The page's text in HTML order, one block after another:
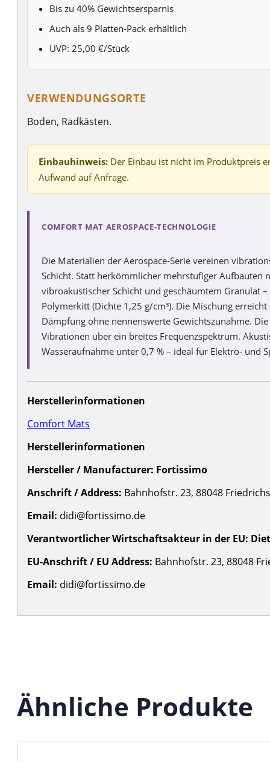
Bis zu 40% Gewichtsersparnis
Auch als 9 Platten-Pack erhältlich
UVP: 25,00 €/Stück
VERWENDUNGSORTE
Boden, Radkästen.
Einbauhinweis: Der Einbau ist nicht im Produktpreis
Aufwand auf Anfrage.
COMFORT MAT AEROSPACE-TECHNOLOGIE
Die Materialien der Aerospace-Serie vereinen
Schicht. Statt herkömmlicher mehrstufiger
vibroakustischer Schicht und geschäumtem Granulat
Polymerkitt (Dichte 1,25 g/cm³). Die Mischung
Dämpfung ohne nennenswerte Gewichtszunahme.
Vibrationen über ein breites Frequenzspektrum.
Wasseraufnahme unter 0,7 % – ideal für Elektro- und
Herstellerinformationen
Comfort Mats
Herstellerinformationen
Hersteller / Manufacturer: Fortissimo
Anschrift / Address: Bahnhofstr. 23, 88048
Email: didi@fortissimo.de
Verantwortlicher Wirtschaftsakteur in der EU:
EU-Anschrift / EU Address: Bahnhofstr. 23, 88048
Email: didi@fortissimo.de
Ähnliche Produkte